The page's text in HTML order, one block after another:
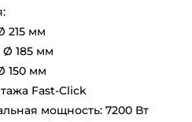
215 мм
185 мм
150 мм
Fast-Click
мощность: 7200 Вт